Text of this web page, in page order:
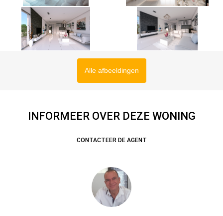
Alle afbeeldingen
INFORMEER OVER DEZE WONING
CONTACTEER DE AGENT